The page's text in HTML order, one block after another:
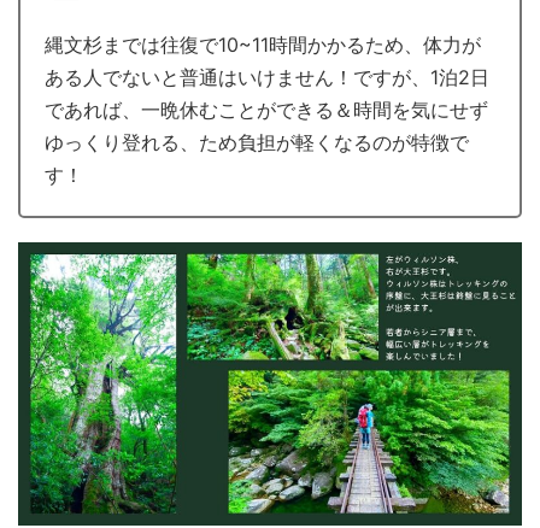
縄文杉までは往復で10~11時間かかるため、体力が
ある人でないと普通はいけません！ですが、1泊2日
であれば、一晩休むことができる＆時間を気にせず
ゆっくり登れる、ため負担が軽くなるのが特徴で
す！